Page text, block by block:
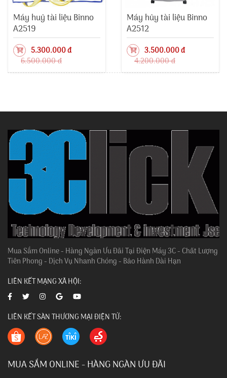
Máy huỷ tài liệu Binno
A2519
5.300.000 đ
6.500.000 đ
Máy hủy tài liệu Binno
A2512
3.500.000 đ
4.200.000 đ
Mua Sắm Online - Hàng Ngàn Ưu Đãi Tại Điện Máy 3C - Chất Lượng
Tiên Phong - Dịch Vụ Nhanh Chóng - Bảo Hành Dài Hạn
LIÊN KẾT MẠNG XÃ HỘI:
LIÊN KẾT SÀN THƯƠNG MẠI ĐIỆN TỬ:
MUA SẮM ONLINE - HÀNG NGÀN ƯU ĐÃI